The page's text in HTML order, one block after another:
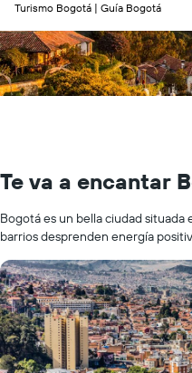
Turismo Bogotá | Guía Bogotá
Te va a encantar
Bogotá es un bella ciudad situada
barrios desprenden energía